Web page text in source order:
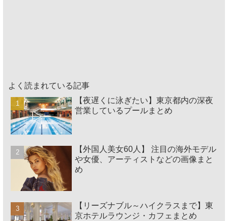
よく読まれている記事
【夜遅くに泳ぎたい】東京都内の深夜
営業しているプールまとめ
【外国人美女60人】 注目の海外モデル
や女優、アーティストなどの画像まと
め
【リーズナブル～ハイクラスまで】東
京ホテルラウンジ・カフェまとめ